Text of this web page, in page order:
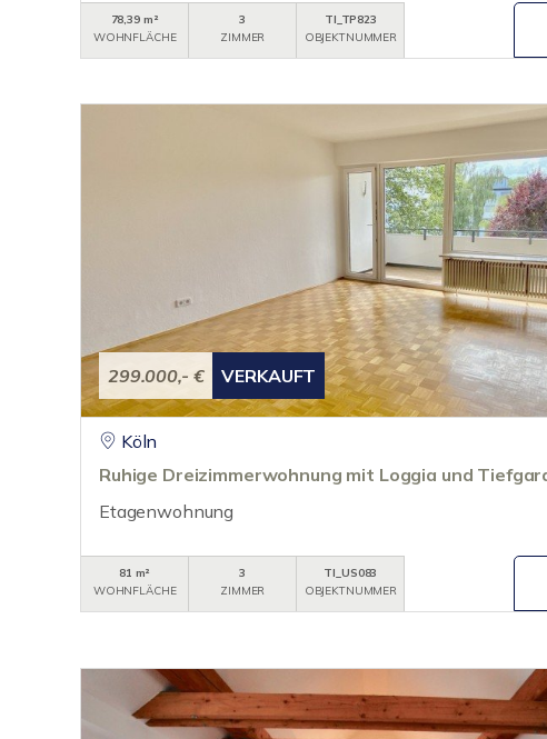
78,39 m²
WOHNFLÄCHE
3
ZIMMER
TI_TP823
OBJEKTNUMMER
299.000,- € VERKAUFT
Köln
Ruhige Dreizimmerwohnung mit Loggia und
Etagenwohnung
81 m²
WOHNFLÄCHE
3
ZIMMER
TI_US083
OBJEKTNUMMER